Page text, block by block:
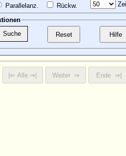
Parallelanz.
Rückw.